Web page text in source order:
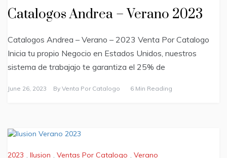
Catalogos Andrea – Verano 2023
Catalogos Andrea – Verano – 2023 Venta Por Catalogo
Inicia tu propio Negocio en Estados Unidos, nuestros
sistema de trabajajo te garantiza el 25% de
June 26, 2023 By Venta Por Catalogo 6 Min Reading
2023 , Ilusion , Ventas Por Catalogo , Verano